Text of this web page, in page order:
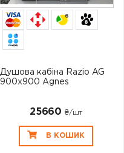
6
Душова кабіна Razio AG
900х900 Agnes
25660 ₴/шт
В КОШИК